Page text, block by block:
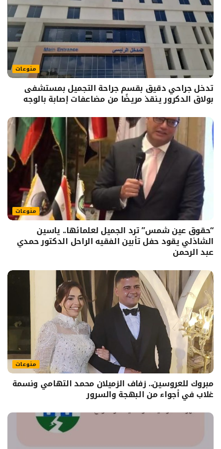
منوعات
تدخل جراحي دقيق بقسم جراحة التجميل بمستشفى
بولاق الدكرور ينقذ مريضًا من مضاعفات إصابة بالوجه
منوعات
“حقوق عين شمس” ترد الجميل لعلمائها.. ياسين
الشاذلي يقود حفل تأبين الفقيه الراحل الدكتور حمدي
عبد الرحمن
منوعات
مبروك للعروسين.. زفاف الزميلان محمد التهامي ونسمة
غلاب في أجواء من البهجة والسرور